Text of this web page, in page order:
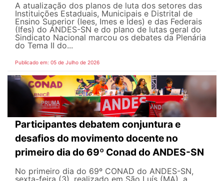
A atualização dos planos de luta dos setores das
Instituições Estaduais, Municipais e Distrital de
Ensino Superior (Iees, Imes e Ides) e das Federais
(Ifes) do ANDES-SN e do plano de lutas geral do
Sindicato Nacional marcou os debates da Plenária
do Tema II do...
Publicado em: 05 de Julho de 2026
Participantes debatem conjuntura e
desafios do movimento docente no
primeiro dia do 69º Conad do ANDES-SN
No primeiro dia do 69º CONAD do ANDES-SN,
sexta-feira (3), realizado em São Luís (MA), a